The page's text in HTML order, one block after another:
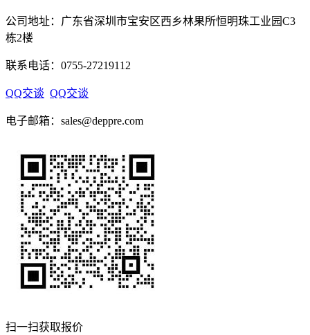
公司地址：广东省深圳市宝安区西乡林果所恒明珠工业园C3
栋2楼
联系电话： 0755-27219112
QQ交谈 QQ交谈
电子邮箱：sales@deppre.com
扫一扫获取报价